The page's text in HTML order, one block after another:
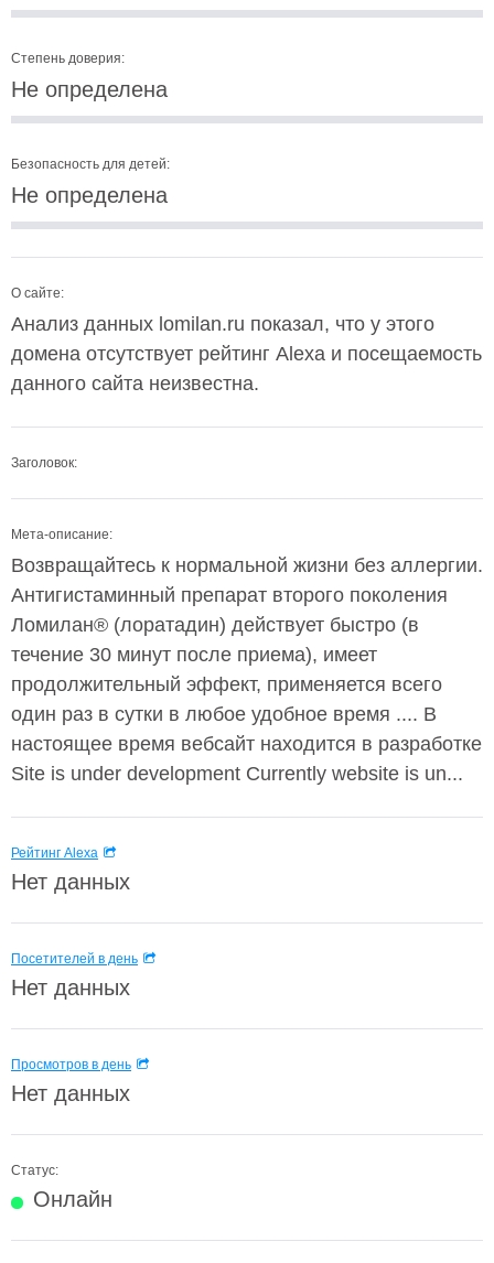
Степень доверия:
Не определена
Безопасность для детей:
Не определена
О сайте:
Анализ данных lomilan.ru показал, что у этого
домена отсутствует рейтинг Alexa и посещаемость
данного сайта неизвестна.
Заголовок:
Мета-описание:
Возвращайтесь к нормальной жизни без аллергии.
Антигистаминный препарат второго поколения
Ломилан® (лоратадин) действует быстро (в
течение 30 минут после приема), имеет
продолжительный эффект, применяется всего
один раз в сутки в любое удобное время .... В
настоящее время вебсайт находится в разработке
Site is under development Currently website is un...
Рейтинг Alexa
Нет данных
Посетителей в день
Нет данных
Просмотров в день
Нет данных
Статус:
Онлайн